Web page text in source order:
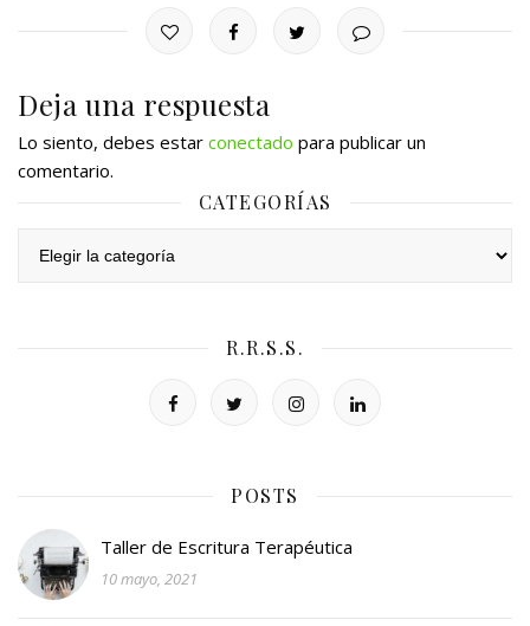
Deja una respuesta
Lo siento, debes estar conectado para publicar un
comentario.
CATEGORÍAS
R.R.S.S.
POSTS
Taller de Escritura Terapéutica
10 mayo, 2021